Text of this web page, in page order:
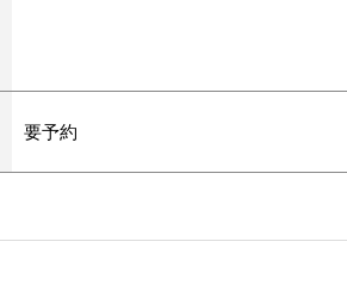
要予約